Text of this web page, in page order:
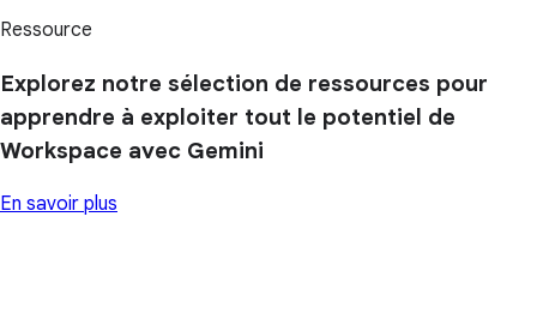
Ressource
Explorez notre sélection de ressources pour
apprendre à exploiter tout le potentiel de
Workspace avec Gemini
En savoir plus